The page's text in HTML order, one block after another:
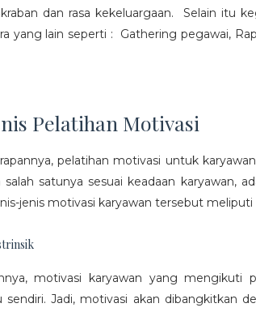
dan rasa kekeluargaan. Selain itu
yang lain seperti : Gathering pegawai,
Pelatihan Motivasi
pelatihan motivasi untuk
salah satunya sesuai keadaan karyawan,
jenis motivasi karyawan tersebut meliputi
motivasi karyawan yang
sendiri. Jadi, motivasi akan dibangkitkan